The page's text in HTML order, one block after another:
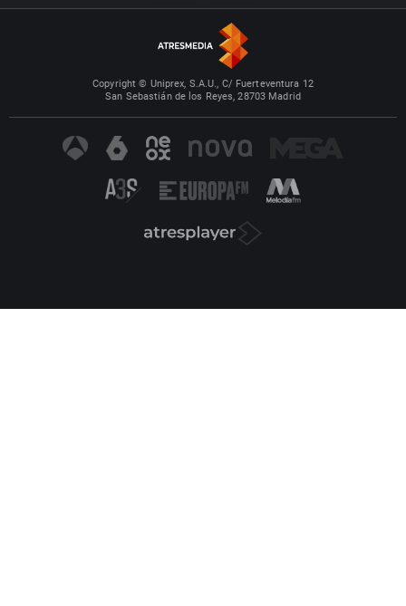
Copyright © Uniprex, S.A.U., C/ Fuerteventura 12
San Sebastián de los Reyes, 28703 Madrid